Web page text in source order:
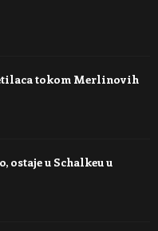
tokom Merlinovih
ostaje u Schalkeu u